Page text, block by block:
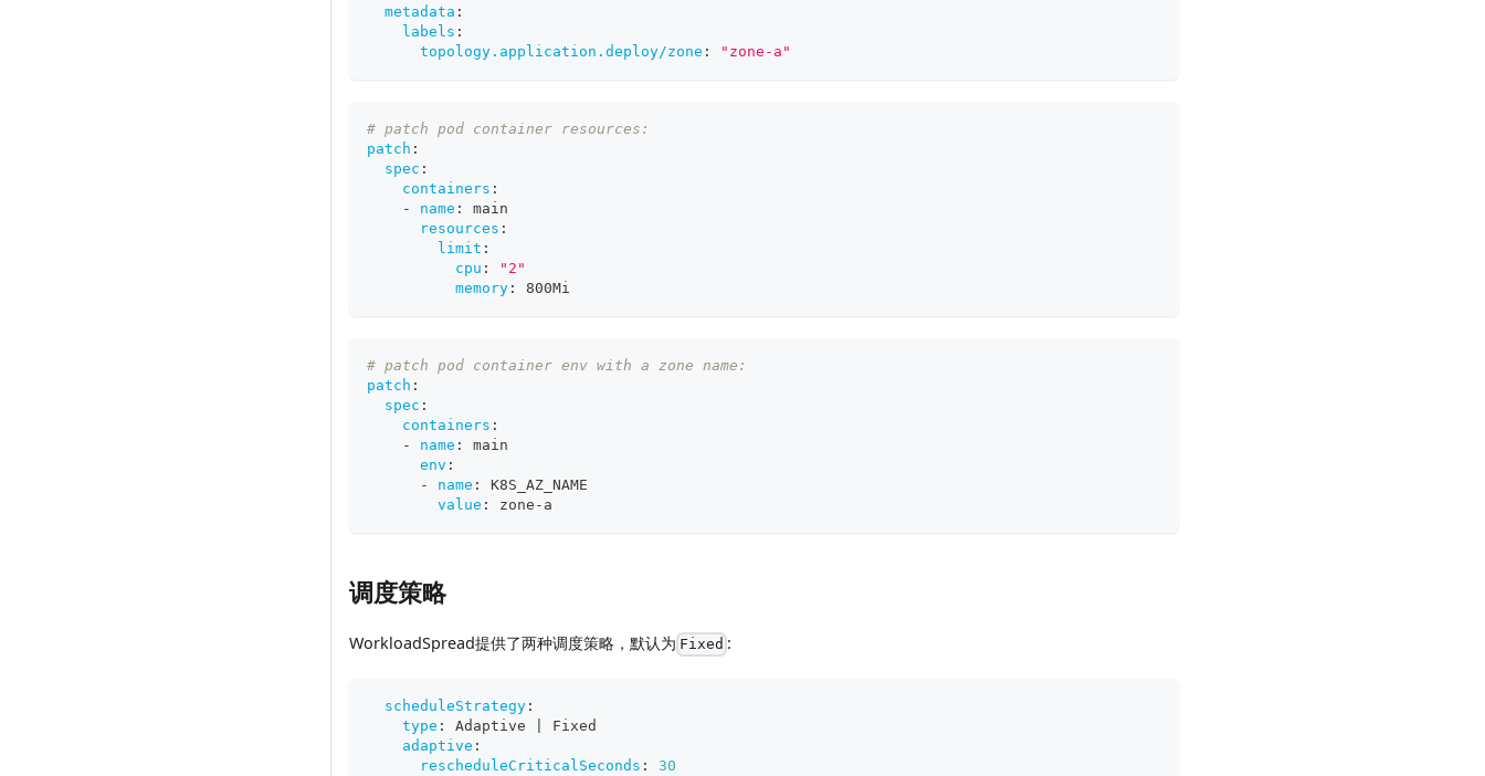
metadata :
labels :
topology.application.deploy/zone : "zone-a"
# patch pod container resources:
patch :
spec :
containers :
-
name :
main
resources :
limit :
cpu :
"2"
memory : 800Mi
# patch pod container env with a zone name:
patch :
spec :
containers :
-
name :
main
env :
-
name :
K8S_AZ_NAME
value : zone - a
调度策略
WorkloadSpread提供了两种调度策略，默认为 Fixed :
scheduleStrategy :
type : Adaptive
Fixed
adaptive :
rescheduleCriticalSeconds : 30